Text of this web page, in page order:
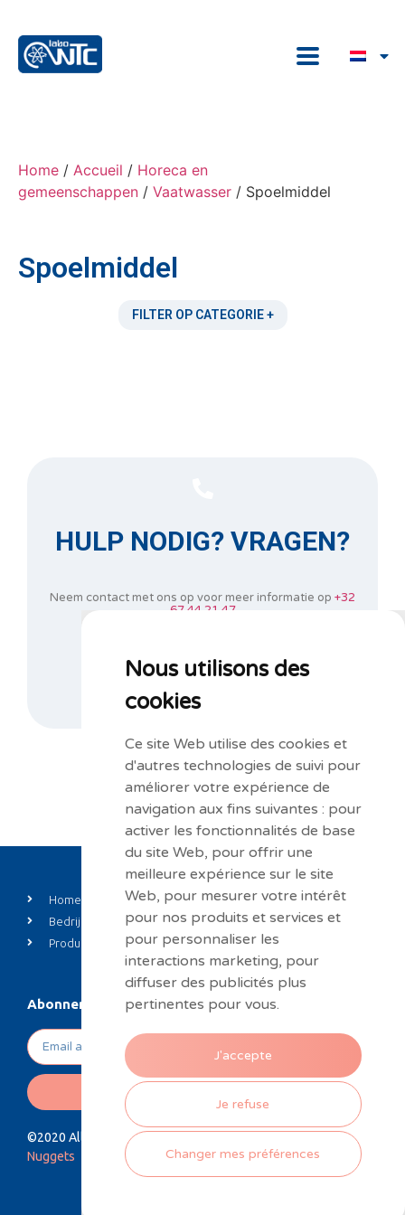
Nous utilisons des
cookies
Ce site Web utilise des cookies et
d'autres technologies de suivi pour
améliorer votre expérience de
navigation aux fins suivantes : pour
activer les fonctionnalités de base
du site Web, pour offrir une
meilleure expérience sur le site
Web, pour mesurer votre intérêt
pour nos produits et services et
pour personnaliser les
interactions marketing, pour
diffuser des publicités plus
pertinentes pour vous.
J'accepte
Je refuse
Changer mes préférences
Home / Accueil / Horeca en
gemeenschappen / Vaatwasser / Spoelmiddel
Spoelmiddel
FILTER OP CATEGORIE +
HULP NODIG? VRAGEN?
Neem contact met ons op voor meer informatie op +32
67 44 21 47
CONTACTEER ONS
Home
Bedrijf
Produits
Private label
Nieuws
Contact
Abonneren op onze nieuwsbrief
©2020 Alle rechten voorbehouden. Design by
Nuggets